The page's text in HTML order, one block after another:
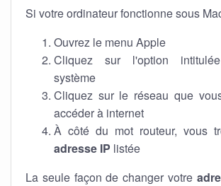
Si votre ordinateur fonctionne sous
Ouvrez le menu Apple
Cliquez sur l'option
système
Cliquez sur le réseau que
accéder à internet
À côté du mot routeur, vous
adresse IP listée
La seule façon de changer votre